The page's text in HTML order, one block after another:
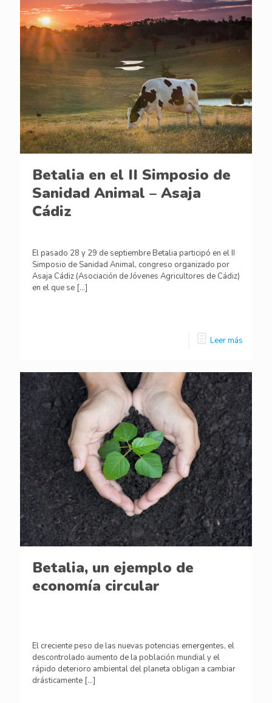
Betalia en el II Simposio de
Sanidad Animal – Asaja
Cádiz
El pasado 28 y 29 de septiembre Betalia participó en el II
Simposio de Sanidad Animal, congreso organizado por
Asaja Cádiz (Asociación de Jóvenes Agricultores de Cádiz)
en el que se […]
Leer más
Betalia, un ejemplo de
economía circular
El creciente peso de las nuevas potencias emergentes, el
descontrolado aumento de la población mundial y el
rápido deterioro ambiental del planeta obligan a cambiar
drásticamente […]